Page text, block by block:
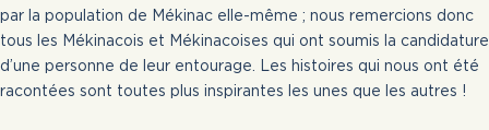
CONNEXION
418 365-7070
par la population de Mékinac elle-même ; nous remercions donc
tous les Mékinacois et Mékinacoises qui ont soumis la candidature
d’une personne de leur entourage. Les histoires qui nous ont été
racontées sont toutes plus inspirantes les unes que les autres !